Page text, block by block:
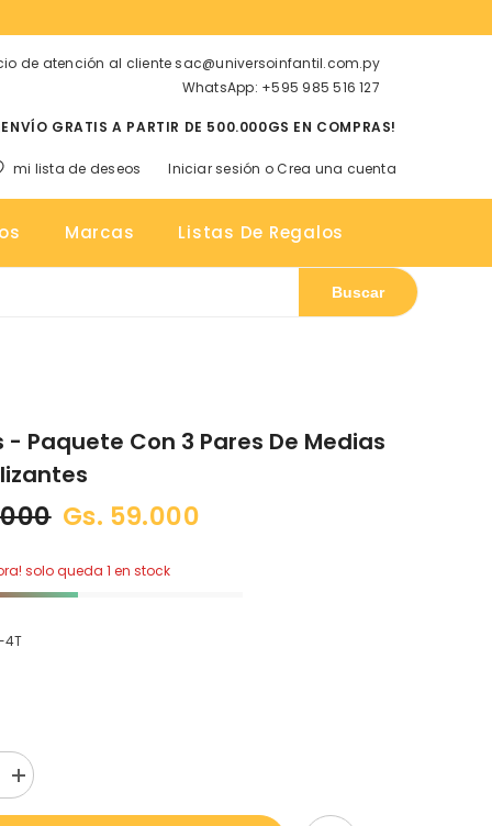
de atención al cliente sac@universoinfantil.com.py
WhatsApp: +595 985 516 127
GRATIS A PARTIR DE 500.000GS EN COMPRAS!
mi lista de deseos Iniciar sesión oCrea una cuenta
Marcas Listas De Regalos
Buscar
Paquete Con 3 Pares De Medias
Gs. 59.000
solo queda 1 en stock
4T
aumentar
la
cantidad